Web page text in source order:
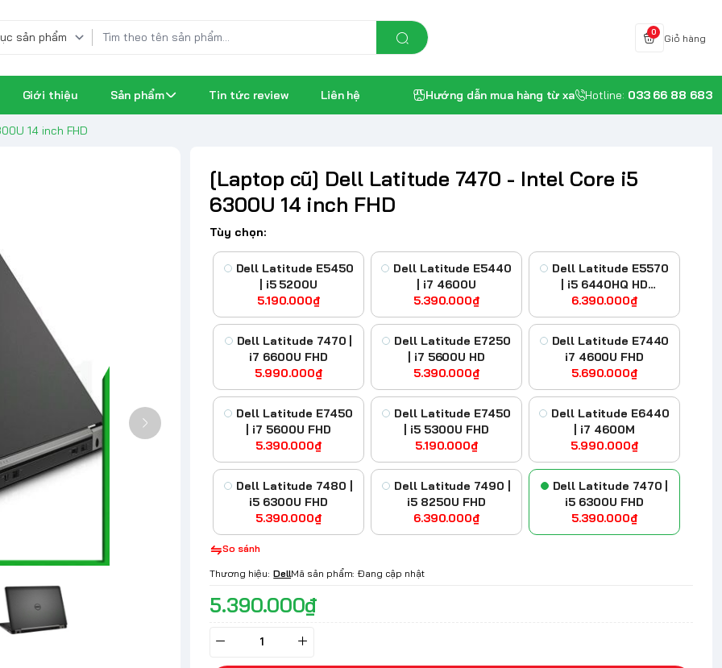
0
Giỏ hàng
Giới thiệu Sản phẩm Tin tức review Liên hệ Hướng dẫn mua hàng từ xa Hotline: 033 66 88 683
14 inch FHD
[Laptop cũ] Dell Latitude 7470 - Intel Core i5
6300U 14 inch FHD
Tùy chọn:
Dell Latitude E5450
| i5 5200U
5.190.000₫
Dell Latitude E5440
| i7 4600U
5.390.000₫
Dell Latitude E5570
| i5 6440HQ HD
Graphics 520
6.390.000₫
Dell Latitude 7470 |
i7 6600U FHD
5.990.000₫
Dell Latitude E7250
| i7 5600U HD
5.390.000₫
Dell Latitude E7440
i7 4600U FHD
5.690.000₫
Dell Latitude E7450
| i7 5600U FHD
5.390.000₫
Dell Latitude E7450
| i5 5300U FHD
5.190.000₫
Dell Latitude E6440
| i7 4600M
5.990.000₫
Dell Latitude 7480 |
i5 6300U FHD
5.390.000₫
Dell Latitude 7490 |
i5 8250U FHD
6.390.000₫
Dell Latitude 7470 |
i5 6300U FHD
5.390.000₫
So sánh
Thương hiệu: DellMã sản phẩm: Đang cập nhật
5.390.000₫